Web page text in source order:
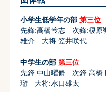
小学生低学年の部 第三位
先鋒:高橋怜志 次鋒:榎
雄介 大将:笠井咲代
中学生の部 第三位
先鋒:中山曜脩 次鋒:高
瑠 大将:水口雄太